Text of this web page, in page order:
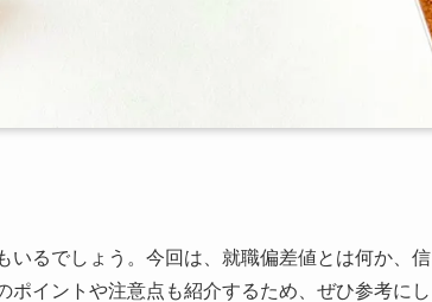
いるでしょう。今回は、就職偏差値とは何か、信
イントや注意点も紹介するため、ぜひ参考にし